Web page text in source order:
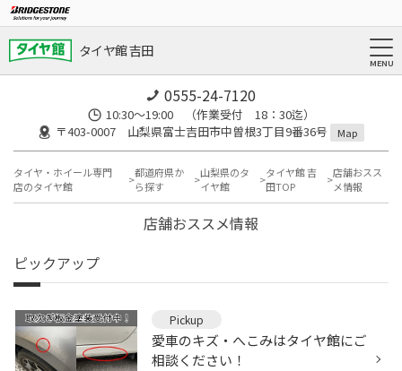
タイヤ館 吉田
0555-24-7120
10:30～19:00 （作業受付 18：30迄）
〒403-0007 山梨県富士吉田市中曽根3丁目9番36号
Map
タイヤ・ホイール専門
店のタイヤ館
都道府県か
ら探す
山梨県のタ
イヤ館
タイヤ館 吉
田TOP
店舗おスス
メ情報
店舗おススメ情報
ピックアップ
Pickup
愛車のキズ・へこみはタイヤ館にご
相談ください！